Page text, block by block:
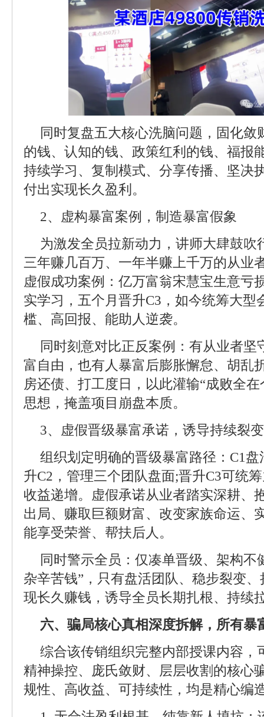
同时复盘五大核心洗脑问题，固化敛
的钱、认知的钱、政策红利的钱、福报
持续学习、复制模式、分享传播、坚决
付出实现长久盈利。
2、虚构暴富案例，制造暴富假象
为激发全员拉新动力，讲师大肆鼓吹
三年赚几百万、一年半赚上千万的从业
虚假成功案例：亿万富翁宋慧宝生意亏
实学习，五个月晋升C3，如今统筹大型
槛、高回报、能助人逆袭。
同时刻意对比正反案例：有从业者坚
富自由，也有人暴富后膨胀懈怠、胡乱
房还债、打工度日，以此灌输“成败全
思想，掩盖项目崩盘本质。
3、虚假晋级暴富承诺，诱导持续裂变
组织划定明确的晋级暴富路径：C1
升C2，管理三个团队盘面;晋升C3可统
收益递增。虚假承诺从业者踏实深耕、
出局、赚取巨额财富、改变家族命运、
能享受荣誉、帮扶后人。
同时警示全员：仅凑单晋级、架构不
杂辛苦钱”，只有盘活团队、稳步裂变
现长久赚钱，诱导全员长期扎根、持续
六、骗局核心真相深度拆解，所有暴
综合该传销组织完整内部授课内容，
精神操控、庞氏敛财、层层收割的核心
规性、高收益、可持续性，均是精心编